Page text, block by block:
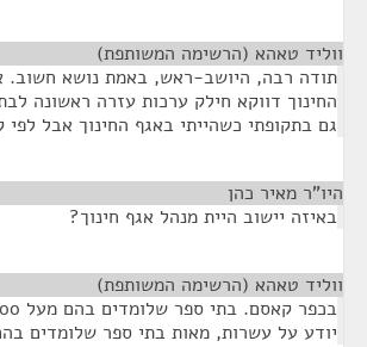
ווליד טאהא (הרשימה המשותפת)
תודה רבה, היושב-ראש, באמת נושא חשוב.
החינוך דווקא חילק ערכות עזרה ראשונה
גם בתקופתי כשהייתי באגף החינוך אבל לפי
היו"ר מאיר כהן
באיזה יישוב היית מנהל אגף חינוך?
ווליד טאהא (הרשימה המשותפת)
יודע על עשרות, מאות בתי ספר שלומדים בהם